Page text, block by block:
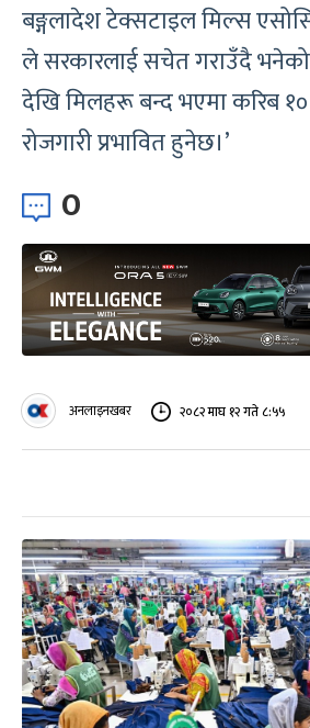
बङ्गलादेश टेक्सटाइल मिल्स
ले सरकारलाई सचेत गराउँदै भनेको
देखि मिलहरू बन्द भएमा करिब
रोजगारी प्रभावित हुनेछ।’
0
अनलाइनखबर २०८२ माघ १२ गते ८:५५